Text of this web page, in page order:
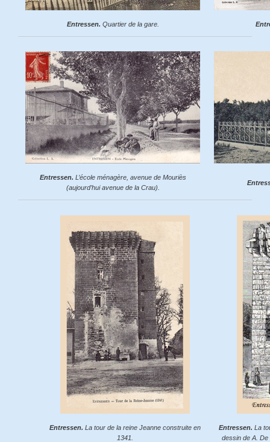
Entressen. Quartier de la gare.
Entressen. L’école ménagère, avenue de Mouriès
(aujourd’hui avenue de la Crau).
Entressen. La tour de la reine Jeanne construite en
1341.
Entressen. La
dessin de A. De